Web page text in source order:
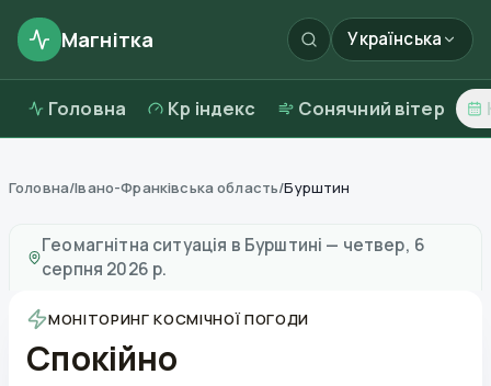
Магнітка Українська
Головна Kp індекс Сонячний вітер
Головна/Івано-Франківська область/Бурштин
Геомагнітна ситуація в Бурштині — четвер, 6
серпня 2026 р.
МОНІТОРИНГ КОСМІЧНОЇ ПОГОДИ
Спокійно